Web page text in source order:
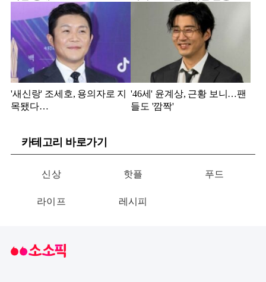
'새신랑' 조세호, 용의자로 지
목됐다…
'46세' 윤계상, 근황 보니…팬
들도 '깜짝'
카테고리 바로가기
신상 핫플 푸드
라이프 레시피